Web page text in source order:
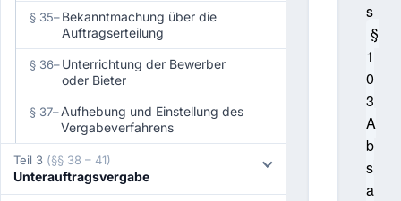
§ 35–Bekanntmachung über die
Auftragserteilung
§ 36–Unterrichtung der Bewerber
oder Bieter
§ 37–Aufhebung und Einstellung des
Vergabeverfahrens
Teil 3 (§§ 38 – 41)
Unterauftragsvergabe
s
§
1
0
3
A
b
s
a